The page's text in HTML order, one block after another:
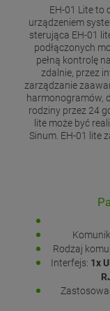
EH-01 Lite to
urządzeniem
sterująca EH-01
podłączonych
pełną kontrolę
zdalnie, przez
zarządzanie
harmonogramów,
rodziny przez 24
lite może być
Sinum. EH-01 lite
Rodzaj
Interfejs: 1x